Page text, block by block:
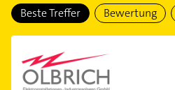
Beste Treffer Bewertung